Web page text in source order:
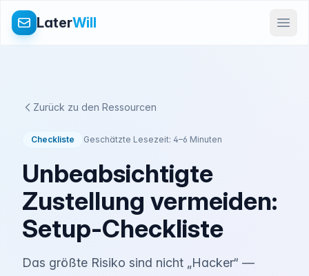
LaterWill
Zurück zu den Ressourcen
Checkliste Geschätzte Lesezeit: 4–6 Minuten
Unbeabsichtigte
Zustellung vermeiden:
Setup‑Checkliste
Das größte Risiko sind nicht „Hacker“ —